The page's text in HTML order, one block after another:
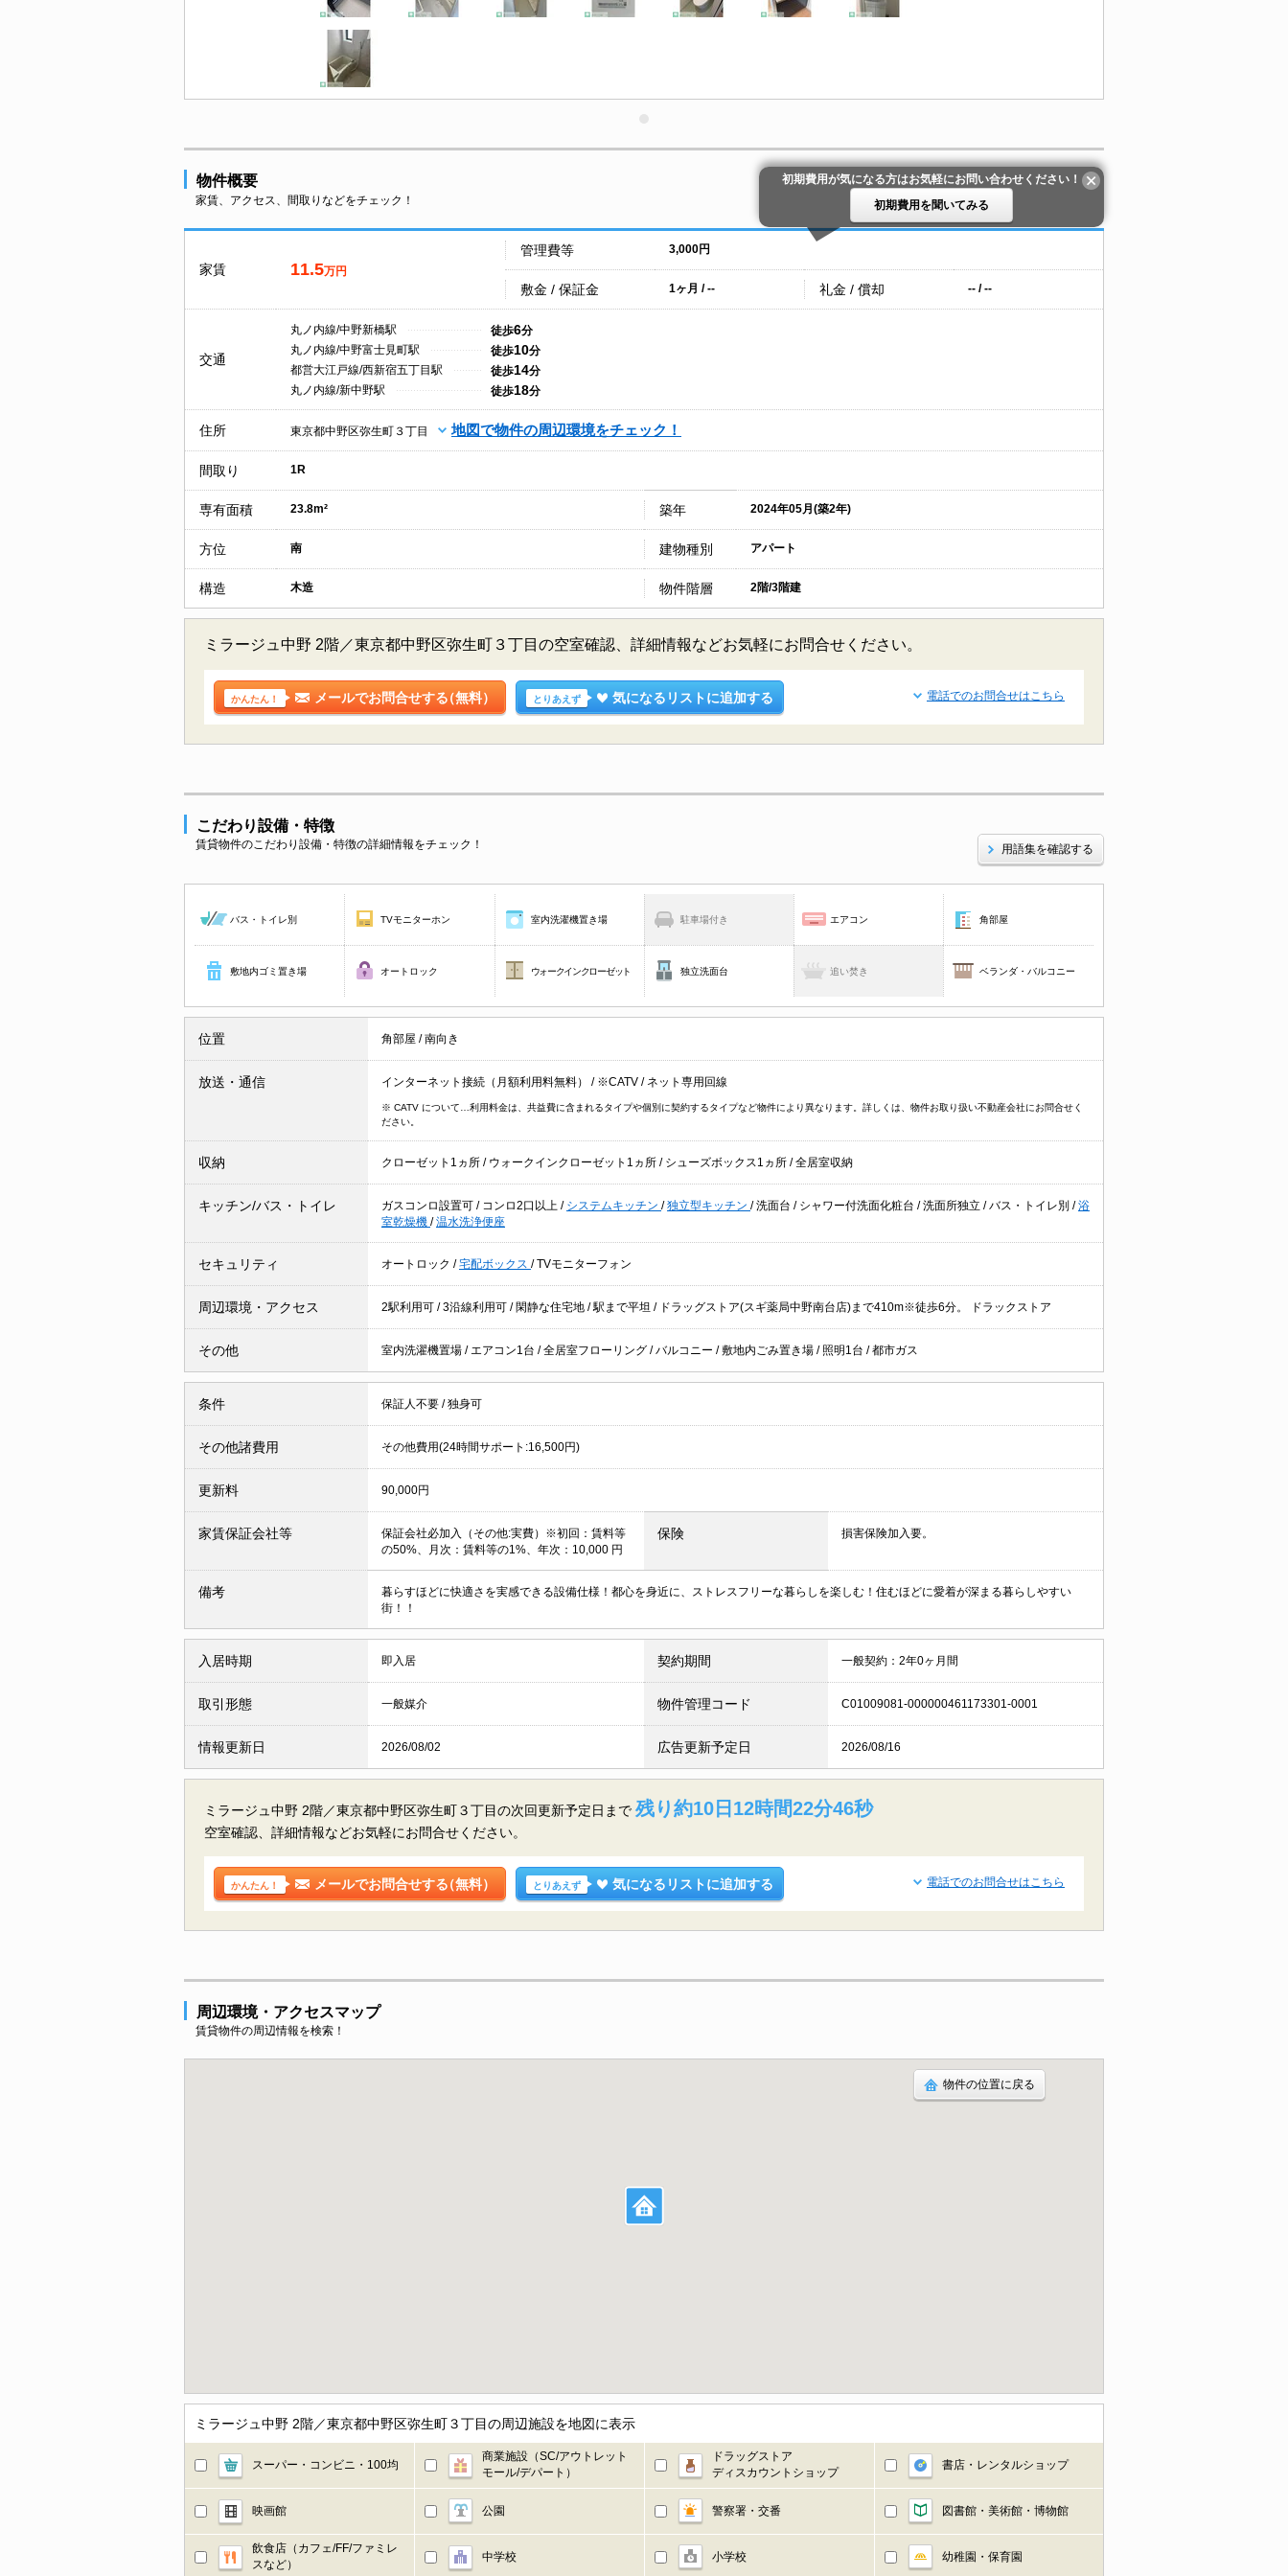
物件概要
家賃、アクセス、間取りなどをチェック！
初期費用が気になる方はお気軽にお問い合わせください！
初期費用を聞いてみる
家賃 11.5万円
管理費等 3,000円
敷金 / 保証金 1ヶ月 / -- 礼金 / 償却 -- / --
交通
丸ノ内線/中野新橋駅 徒歩6分
丸ノ内線/中野富士見町駅
徒歩10分
都営大江戸線/西新宿五丁目駅
徒歩14分
丸ノ内線/新中野駅
徒歩18分
住所 東京都中野区弥生町３丁目 地図で物件の周辺環境をチェック！
間取り 1R
専有面積 23.8m² 築年 2024年05月(築2年)
方位 南 建物種別 アパート
構造 木造 物件階層 2階/3階建
ミラージュ中野 2階／東京都中野区弥生町３丁目の空室確認、詳細情報などお気軽にお問合せください。
かんたん！ メールでお問合せする（無料） とりあえず 気になるリストに追加する 電話でのお問合せはこちら
こだわり設備・特徴
賃貸物件のこだわり設備・特徴の詳細情報をチェック！ 用語集を確認する
バス・トイレ別 TVモニターホン 室内洗濯機置き場 駐車場付き エアコン 角部屋
敷地内ゴミ置き場 オートロック ウォークインクローゼット 独立洗面台 追い焚き ベランダ・バルコニー
位置 角部屋 /南向き
放送・通信 インターネット接続（月額利用料無料） / ※CATV / ネット専用回線
※ CATV について…利用料金は、共益費に含まれるタイプや個別に契約するタイプなど物件により異なります。詳しくは、物件お取り扱い不動産会社にお問合せく
ださい。
収納 クローゼット1ヵ所 / ウォークインクローゼット1ヵ所 / シューズボックス1ヵ所 /全居室収納
キッチン/バス・トイレ ガスコンロ設置可 / コンロ2口以上 / システムキッチン /独立型キッチン /洗面台 / シャワー付洗面化粧台 /洗面所独立 /バス・トイレ別 /浴
室乾燥機 /温水洗浄便座
セキュリティ オートロック /宅配ボックス /TVモニターフォン
周辺環境・アクセス 2駅利用可 /3沿線利用可 / 閑静な住宅地 /駅まで平坦 / ドラッグストア(スギ薬局中野南台店)まで410m※徒歩6分。 ドラックストア
その他 室内洗濯機置場 / エアコン1台 /全居室フローリング /バルコニー /敷地内ごみ置き場 / 照明1台 /都市ガス
条件 保証人不要 /独身可
その他諸費用 その他費用(24時間サポート:16,500円)
更新料 90,000円
家賃保証会社等
保証会社必加入（その他:実費）※初回：賃料等
の50%、月次：賃料等の1%、年次：10,000 円
保険 損害保険加入要。
備考
暮らすほどに快適さを実感できる設備仕様！都心を身近に、ストレスフリーな暮らしを楽しむ！住むほどに愛着が深まる暮らしやすい
街！！
入居時期 即入居 契約期間 一般契約：2年0ヶ月間
取引形態 一般媒介 物件管理コード C01009081-000000461173301-0001
情報更新日 2026/08/02 広告更新予定日 2026/08/16
ミラージュ中野 2階／東京都中野区弥生町３丁目の次回更新予定日まで 残り約10日12時間22分45秒
空室確認、詳細情報などお気軽にお問合せください。
かんたん！ メールでお問合せする（無料） とりあえず 気になるリストに追加する 電話でのお問合せはこちら
周辺環境・アクセスマップ
賃貸物件の周辺情報を検索！
物件の位置に戻る
ミラージュ中野 2階／東京都中野区弥生町３丁目の周辺施設を地図に表示
スーパー・コンビニ・100均
商業施設（SC/アウトレット
モール/デパート）
ドラッグストア
ディスカウントショップ
書店・レンタルショップ
映画館 公園 警察署・交番 図書館・美術館・博物館
飲食店（カフェ/FF/ファミレ
スなど）
中学校 小学校 幼稚園・保育園